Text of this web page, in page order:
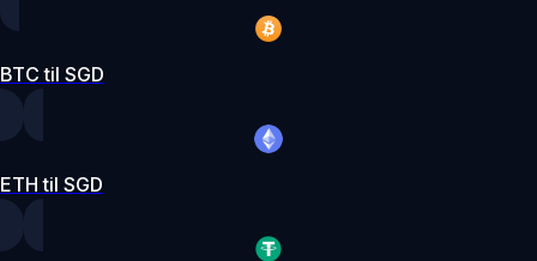
BTC til SGD
ETH til SGD